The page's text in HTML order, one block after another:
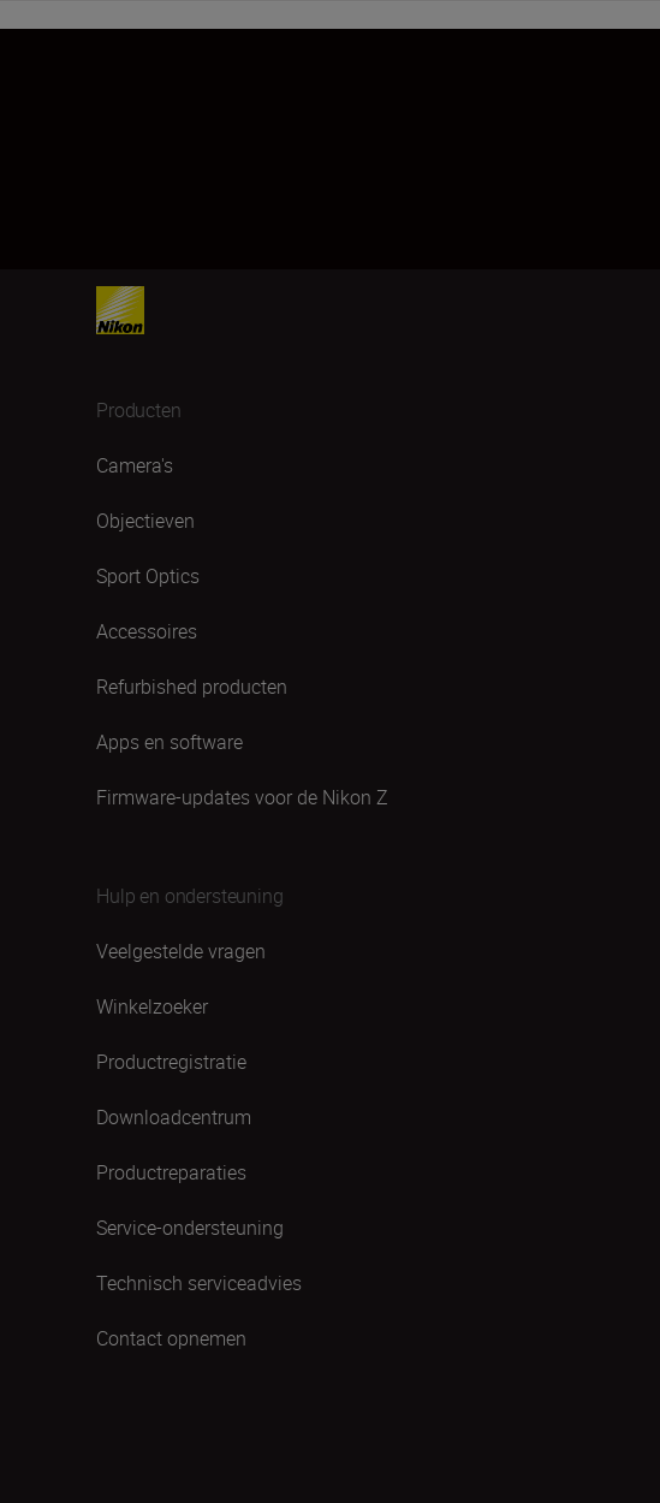
Producten
Camera's
Objectieven
Sport Optics
Accessoires
Refurbished producten
Apps en software
Firmware-updates voor de Nikon Z
Hulp en ondersteuning
Veelgestelde vragen
Winkelzoeker
Productregistratie
Downloadcentrum
Productreparaties
Service-ondersteuning
Technisch serviceadvies
Contact opnemen